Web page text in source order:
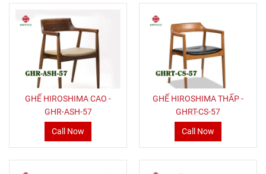
GHẾ HIROSHIMA CAO -
GHR-ASH-57
Call Now
GHẾ HIROSHIMA THẤP -
GHRT-CS-57
Call Now